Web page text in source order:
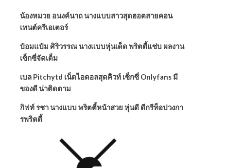
น้องหมวย อนงค์นาถ นางแบบสาวสุดฮอตสายคอน
เทนต์ครีเอเตอร์
ป๋อมแป๋ม ศิริวรรณ นางแบบหุ่นเด็ด พริตตี้แซ่บ ผลงาน
เซ็กซี่จัดเต็ม
เบล Pitchytd เน็ตไอดอลสุดคิวท์ เซ็กซี่ Onlyfans มี
ของดี น่าติดตาม
กิฟท์ รชา นางแบบ พริตตี้หน้าสวย หุ่นดี ดีกรีท็อปวงกา
รพริตตี้